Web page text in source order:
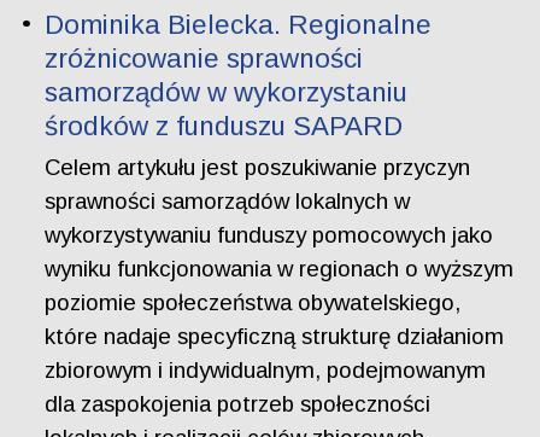
Dominika Bielecka. Regionalne
zróżnicowanie sprawności
samorządów w wykorzystaniu
środków z funduszu SAPARD
Celem artykułu jest poszukiwanie przyczyn
sprawności samorządów lokalnych w
wykorzystywaniu funduszy pomocowych jako
wyniku funkcjonowania w regionach o wyższym
poziomie społeczeństwa obywatelskiego,
które nadaje specyficzną strukturę działaniom
zbiorowym i indywidualnym, podejmowanym
dla zaspokojenia potrzeb społeczności